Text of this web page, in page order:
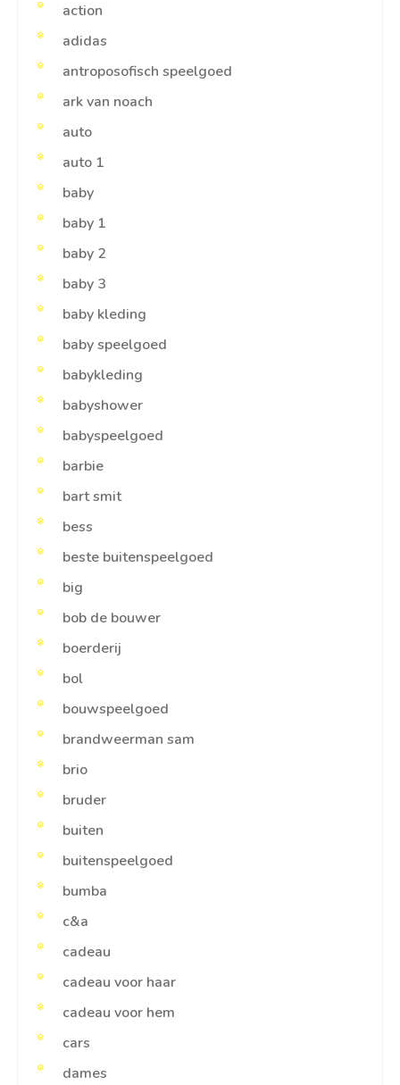
action
adidas
antroposofisch speelgoed
ark van noach
auto
auto 1
baby
baby 1
baby 2
baby 3
baby kleding
baby speelgoed
babykleding
babyshower
babyspeelgoed
barbie
bart smit
bess
beste buitenspeelgoed
big
bob de bouwer
boerderij
bol
bouwspeelgoed
brandweerman sam
brio
bruder
buiten
buitenspeelgoed
bumba
c&a
cadeau
cadeau voor haar
cadeau voor hem
cars
dames